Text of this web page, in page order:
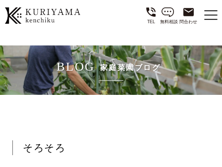
TEL 無料相談 問合わせ
BLOG 家庭菜園ブログ
そろそろ